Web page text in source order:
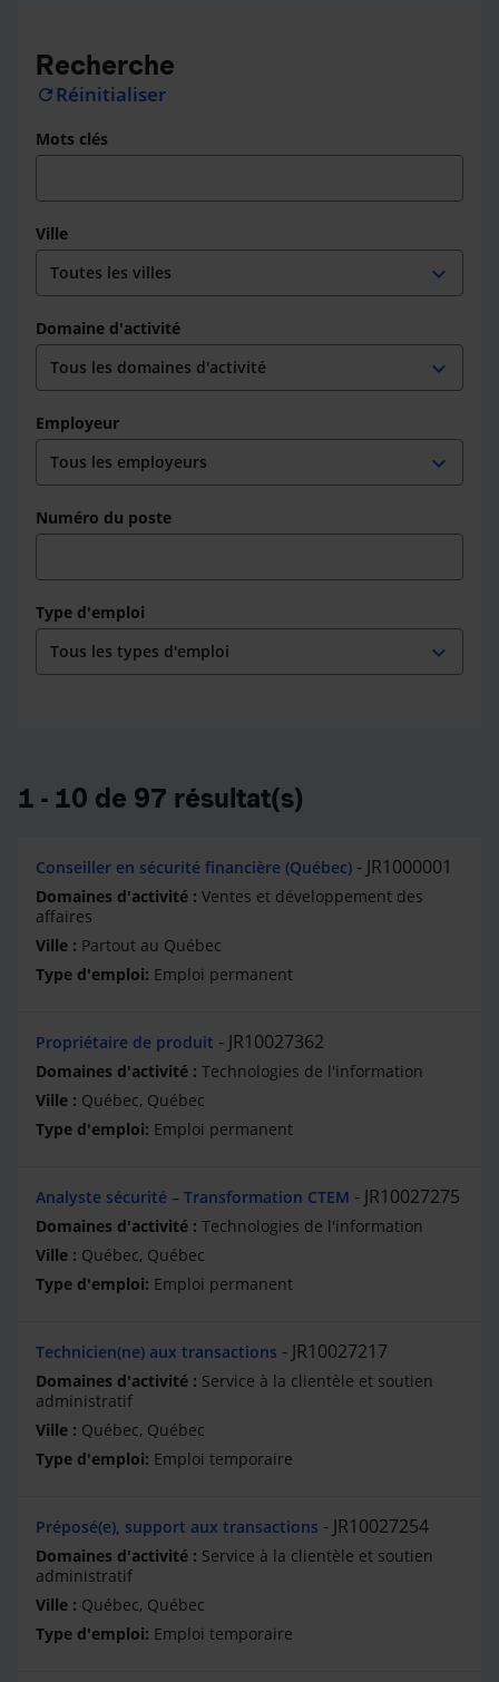
Recherche
refresh Réinitialiser
Mots clés
Ville
expand_more
Domaine d'activité
expand_more
Employeur
expand_more
Numéro du poste
Type d'emploi
expand_more
1 - 10 de 97 résultat(s)
Conseiller en sécurité financière (Québec) JR1000001
Ventes et développement des
affaires
Partout au Québec
Emploi permanent
Propriétaire de produit JR10027362
Technologies de l'information
Québec, Québec
Emploi permanent
Analyste sécurité – Transformation CTEM JR10027275
Technologies de l'information
Québec, Québec
Emploi permanent
Technicien(ne) aux transactions JR10027217
Service à la clientèle et soutien
administratif
Québec, Québec
Emploi temporaire
Préposé(e), support aux transactions JR10027254
Service à la clientèle et soutien
administratif
Québec, Québec
Emploi temporaire